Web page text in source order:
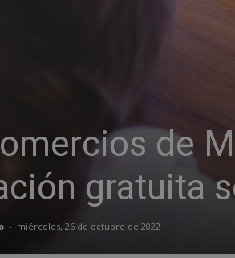
de
gratuita
- miércoles, 26 de octubre de 2022